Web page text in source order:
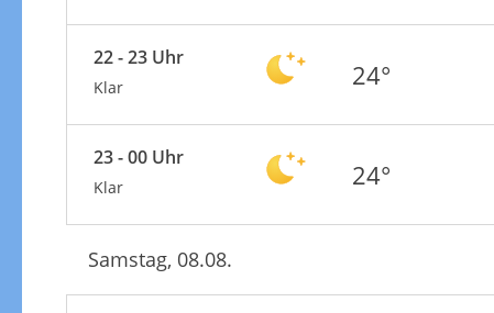
22 - 23 Uhr
Klar 24°
23 - 00 Uhr
Klar 24°
Samstag, 08.08.